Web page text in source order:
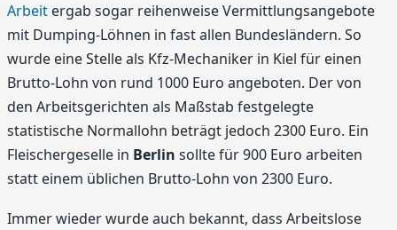
Arbeit ergab sogar reihenweise Vermittlungsangebote
mit Dumping-Löhnen in fast allen Bundesländern. So
wurde eine Stelle als Kfz-Mechaniker in Kiel für einen
Brutto-Lohn von rund 1000 Euro angeboten. Der von
den Arbeitsgerichten als Maßstab festgelegte
statistische Normallohn beträgt jedoch 2300 Euro. Ein
Fleischergeselle in Berlin sollte für 900 Euro arbeiten
statt einem üblichen Brutto-Lohn von 2300 Euro.
Immer wieder wurde auch bekannt, dass Arbeitslose